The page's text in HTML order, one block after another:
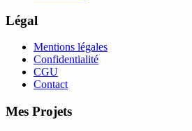
Légal
Mentions légales
Confidentialité
CGU
Contact
Mes Projets